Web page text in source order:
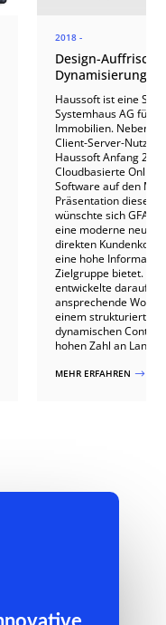
2018 -
Design-
Dynamisierung
Haussoft ist eine
Systemhaus AG für
Immobilien. Neben
Client-Server-
Haussoft Anfang
Cloudbasierte
Software auf den
Präsentation dieser
wünschte sich GFAD
eine moderne neue
direkten
eine hohe
Zielgruppe bietet.
entwickelte daraufhin
ansprechende
einem strukturierten
dynamischen
hohen Zahl an
MEHR ERFAHREN $